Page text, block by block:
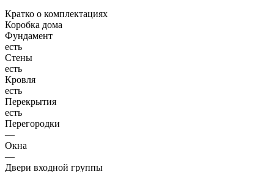
Кратко о комплектациях
Коробка дома
Фундамент
есть
Стены
есть
Кровля
есть
Перекрытия
есть
Перегородки
—
Окна
—
Двери входной группы